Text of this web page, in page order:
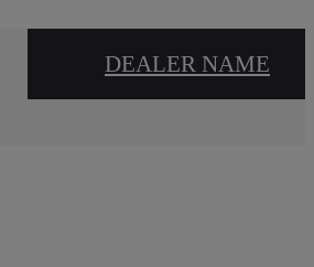
DEALER NAME